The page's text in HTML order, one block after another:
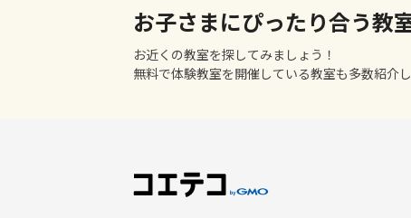
お子さまにぴったり合う教
お近くの教室を探してみましょう！
無料で体験教室を開催している教室も多数紹介